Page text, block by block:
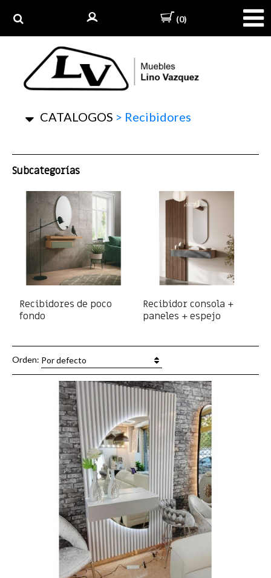
(0)
CATALOGOS > Recibidores
Subcategorías
Recibidores de poco
fondo
Recibidor consola +
paneles + espejo
Orden: Por defecto